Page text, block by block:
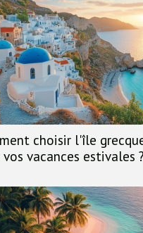
choisir l'île
vacances estivales ?